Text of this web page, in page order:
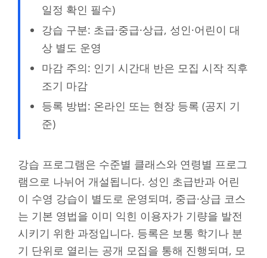
일정 확인 필수)
강습 구분: 초급·중급·상급, 성인·어린이 대
상 별도 운영
마감 주의: 인기 시간대 반은 모집 시작 직후
조기 마감
등록 방법: 온라인 또는 현장 등록 (공지 기
준)
강습 프로그램은 수준별 클래스와 연령별 프로그
램으로 나뉘어 개설됩니다. 성인 초급반과 어린
이 수영 강습이 별도로 운영되며, 중급·상급 코스
는 기본 영법을 이미 익힌 이용자가 기량을 발전
시키기 위한 과정입니다. 등록은 보통 학기나 분
기 단위로 열리는 공개 모집을 통해 진행되며, 모